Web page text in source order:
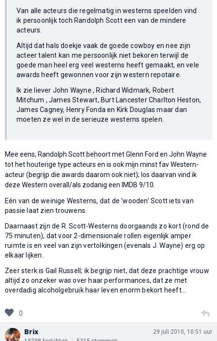
Van alle acteurs die regelmatig in westerns speelden vind
ik persoonlijk toch Randolph Scott een van de mindere
acteurs.
Altijd dat hals doekje vaak de goede cowboy en nee zijn
acteer talent kan me persoonlijk niet bekoren terwijl de
goede man heel erg veel westerns heeft gemaakt, en vele
awards heeft gewonnen voor zijn western repotaire.
Ik zie liever John Wayne , Richard Widmark, Robert
Mitchum , James Stewart, Burt Lancester Charlton Heston,
James Cagney, Henry Fonda en Kirk Douglas maar dan
moeten ze wel in de serieuze westerns spelen.
Mee eens; Randolph Scott behoort met Glenn Ford en John Wayne
tot het houterige type acteurs en is ook mijn minst fav Western-
acteur (begrijp die awards daarom ook niet); los daarvan vind ik
deze Western overall/als zodanig een IMDB 9/10.
Eén van de weinige Westerns, dat de 'wooden' Scott iets van
passie laat zien trouwens.
Daarnaast zijn de R. Scott-Westerns doorgaands zo kort (rond de
75 minuten), dat voor 2-dimensionale rollen eigenlijk amper
ruimte is en veel van zijn vertolkingen (evenals J. Wayne) erg op
elkaar lijken.
Zeer sterk is Gail Russell; ik begrijp niet, dat deze prachtige vrouw
altijd zo onzeker was over haar performances, dat ze met
overdadig alcoholgebruik haar leven enorm bekort heeft...
0
Brix 29 juli 2010, 10:51 uur